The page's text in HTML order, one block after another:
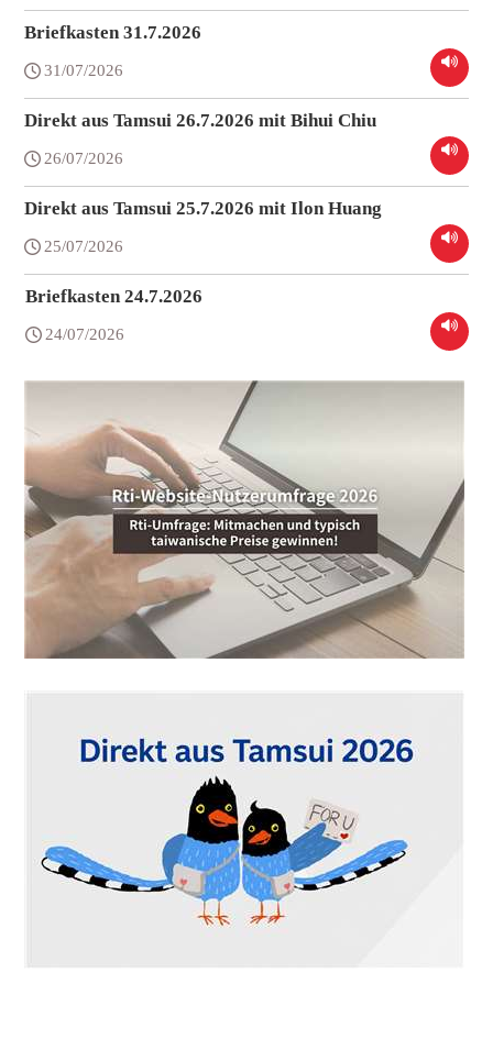
Briefkasten 31.7.2026
31/07/2026
Direkt aus Tamsui 26.7.2026 mit Bihui Chiu
26/07/2026
Direkt aus Tamsui 25.7.2026 mit Ilon Huang
25/07/2026
Briefkasten 24.7.2026
24/07/2026